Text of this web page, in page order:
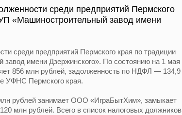
среди предприятий Пермского
«Машиностроительный завод имени
среди предприятий Пермского края по традиции
имени Дзержинского». По состоянию на 1 мая
856 млн рублей, задолженность по НДФЛ — 134,9
УФНС Пермского края.
рублей занимает ООО «ИграБытХим», замыкает
млн рублей. Всего в список налоговых должников